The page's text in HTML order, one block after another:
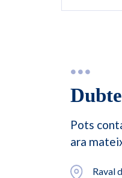
Pots
ara
Raval